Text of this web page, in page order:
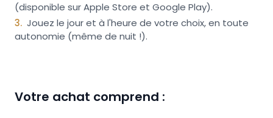
(disponible sur Apple Store et Google Play).
3. Jouez le jour et à l'heure de votre choix, en toute
autonomie (même de nuit !).
Votre achat comprend :